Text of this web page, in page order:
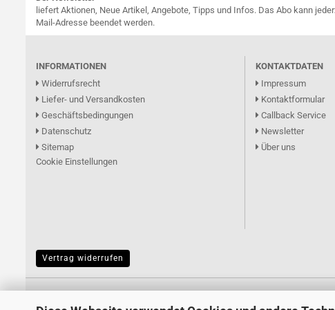
liefert Aktionen, Neue Artikel, Angebote, Tipps und Infos. Das Abo kann
Mail-Adresse beendet werden.
INFORMATIONEN
Widerrufsrecht
Liefer- und Versandkosten
Geschäftsbedingungen
Datenschutz
Sitemap
Cookie Einstellungen
KONTAKTDATEN
Impressum
Kontaktformular
Callback Service
Newsletter
Über uns
Vertrag widerrufen